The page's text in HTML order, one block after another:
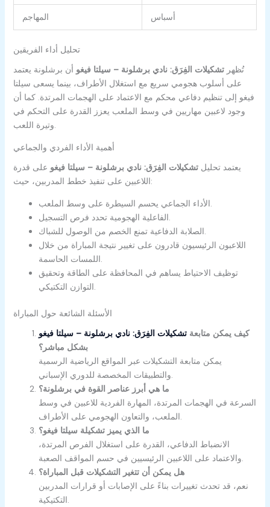
المهاجم أسباس
تحليل أداء الفريقين
تُظهرتشكيلات الفِرَق: نادي برشلونة – سيلتا فيغو أن برشلونة يعتمد
على أسلوب هجومي سريع مع استغلال الأطراف، بينما يسعى سيلتا
فيغو إلى تنظيم دفاعي محكم مع الاعتماد على الهجمات المرتدة. كما أن
وجود لاعبين مهاريين في وسط الملعب يعزز القدرة على التحكم في
وتيرة اللعب.
أهمية الأداء الفردي والجماعي
يعتمد تحليلتشكيلات الفِرَق: نادي برشلونة – سيلتا فيغو على قدرة
اللاعبين على تنفيذ خطط المدربين، حيث:
الأداء الجماعي يحسم السيطرة على وسط الملعب.
الفاعلية الهجومية تحدد فرص التسجيل.
الصلابة الدفاعية تمنع الخصم من الوصول للشباك.
اللاعبون الرئيسيون قادرون على تغيير نتيجة المباراة من خلال
اللمسات الحاسمة.
توظيف الاحتياط يساهم في المحافظة على الطاقة وتحقيق
التوازن التكتيكي.
الأسئلة الشائعة حول المباراة
كيف يمكن متابعةتشكيلات الفِرَق: نادي برشلونة – سيلتا فيغو
بشكل مباشر؟
يمكن متابعة التشكيلات عبر المواقع الرياضية الرسمية
والتطبيقات المخصصة للدوري الإسباني.
ما هي أبرز عناصر القوة في برشلونة؟
السرعة في الهجمات المرتدة، المهارة الفردية للاعبين في وسط
الملعب، والتعاون الهجومي على الأطراف.
ما الذي يميز تشكيلة سيلتا فيغو؟
الانضباط الدفاعي، القدرة على استغلال الفرص المرتدة،
والاعتماد على اللاعبين الرئيسيين في حسم المواقف الصعبة.
هل يمكن أن تتغير التشكيلات قبل المباراة؟
نعم، قد تحدث تغييرات بناءً على الإصابات أو قرارات المدربين
التكتيكية.